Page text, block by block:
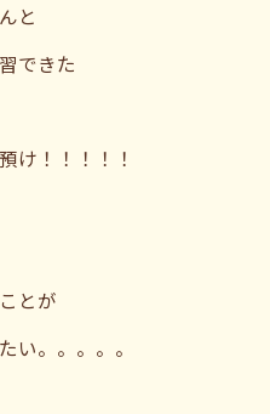
と
できた
け！！！！！
とが
い。。。。。